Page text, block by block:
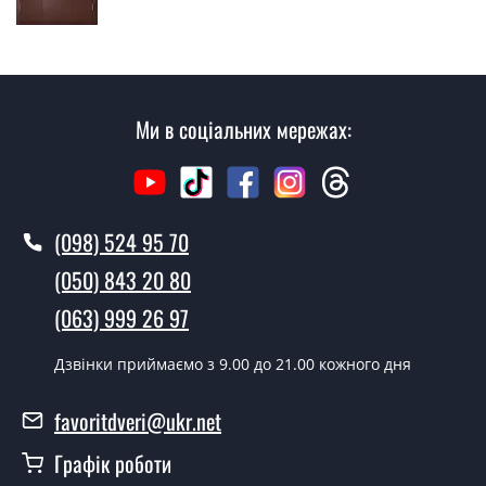
Так робимо. Монтаж вхідних дверей проводиться
Мідо ?
Як швидко можете встановити двері
У той самий день протягом кількох годин, за умови
наявності їх на складі, чи наступного дня.
Чи можна на сьогодні викликати
замірника?
Ми в соціальних мережах:
(098) 524 95 70
(050) 843 20 80
(063) 999 26 97
Дзвінки приймаємо з 9.00 до 21.00 кожного дня
favoritdveri@ukr.net
Графік роботи